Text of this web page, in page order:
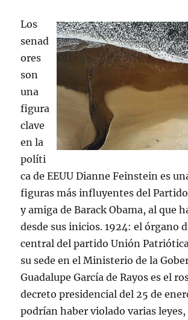
Los
senad
ores
son
una
figura
clave
en la
políti
ca de EEUU Dianne Feinstein es
figuras más influyentes del
y amiga de Barack Obama, al que
desde sus inicios. 1924: el órgano
central del partido Unión
su sede en el Ministerio de la
Guadalupe García de Rayos es el
decreto presidencial del 25 de
podrían haber violado varias leyes,